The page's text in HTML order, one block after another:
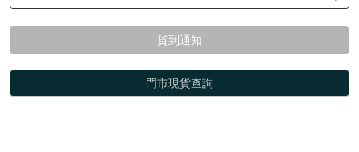
貨到通知
門市現貨查詢